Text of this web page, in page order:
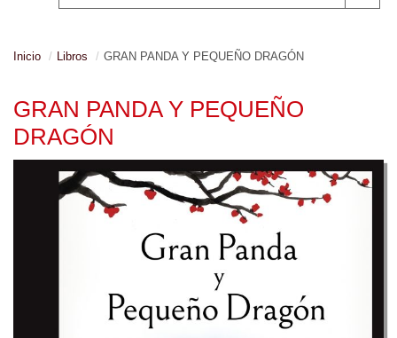
Inicio Libros GRAN PANDA Y PEQUEÑO DRAGÓN
GRAN PANDA Y PEQUEÑO
DRAGÓN